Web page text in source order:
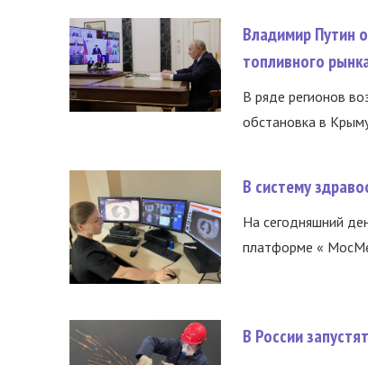
Владимир Путин
топливного
В ряде регионов
обстановка в
В систему
На сегодняшний
платформе «
В России